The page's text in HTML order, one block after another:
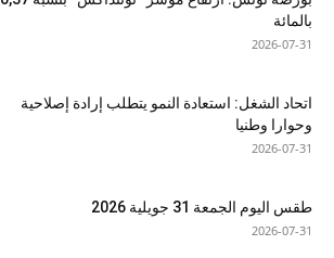
بالمائة
2026-07-31
اتحاد الشغل: استعادة النمو يتطلب إرادة إصلاحية
وحوارا وطنيا
2026-07-31
طقس اليوم الجمعة 31 جويلية 2026
2026-07-31